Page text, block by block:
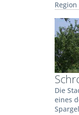
Region
Die
eines